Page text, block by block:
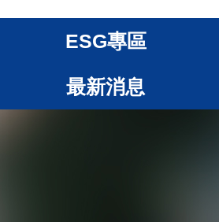
ESG專區
最新消息